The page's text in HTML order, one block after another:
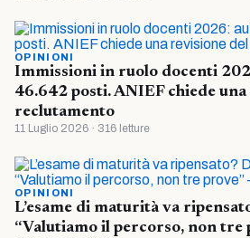
OPINIONI
Immissioni in ruolo docenti
46.642 posti. ANIEF chiede
reclutamento
11 Luglio 2026 · 316 letture
OPINIONI
L’esame di maturità va
“Valutiamo il percorso, non tre